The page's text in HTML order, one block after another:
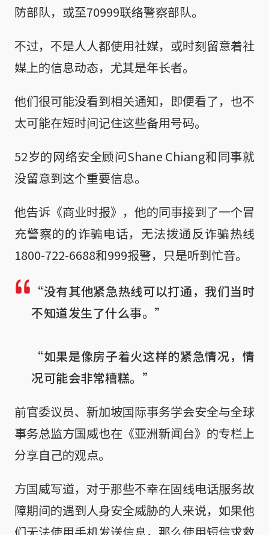
防部队，或至70999联络警察部队。
不过，不是人人都使用社媒，或时刻留意着社
媒上的信息动态，尤其是年长者。
他们很可能没看到相关通知，即便看了，也不
太可能在短时间记住这些备用号码。
52岁的网络安全顾问Shane Chiang和同事就
没留意到这个重要信息。
他告诉《商业时报》，他的同事接到了一个冒
充警察的的诈骗电话，无法拨通反诈骗热线
1800-722-6688和999报警，只是听到忙音。
“没有其他紧急热线可以打通，我们当时
不知道发生了什么事。”
“如果是像房子着火这样的紧急情况，情
况可能会非常糟糕。”
前官委议员、新加坡国际事务学会安全与全球
事务总监方国威也在《亚洲新闻台》的专栏上
分享自己的观点。
方国威写道，对于那些不幸在固线电话服务故
障期间的遇到人身安全威胁的人来说，如果他